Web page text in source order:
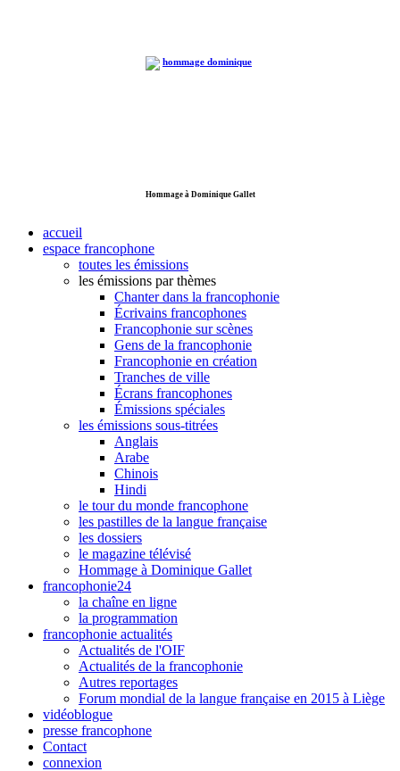
Hommage à Dominique Gallet
accueil
espace francophone
toutes les émissions
les émissions par thèmes
Chanter dans la francophonie
Écrivains francophones
Francophonie sur scènes
Gens de la francophonie
Francophonie en création
Tranches de ville
Écrans francophones
Émissions spéciales
les émissions sous-titrées
Anglais
Arabe
Chinois
Hindi
le tour du monde francophone
les pastilles de la langue française
les dossiers
le magazine télévisé
Hommage à Dominique Gallet
francophonie24
la chaîne en ligne
la programmation
francophonie actualités
Actualités de l'OIF
Actualités de la francophonie
Autres reportages
Forum mondial de la langue française en 2015 à Liège
vidéoblogue
presse francophone
Contact
connexion